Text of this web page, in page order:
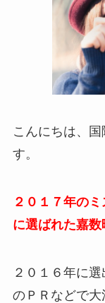
こんにちは、
す。
２０１７年の
に選ばれた嘉数
２０１６年に
のＰＲなどで大